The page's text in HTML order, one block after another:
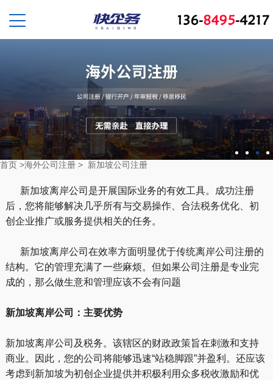
首页 >海外公司注册 > 新加坡公司注册
新加坡离岸公司是开展国际业务的有效工具。成功注册
后，您将能够解决几乎所有与交易操作、合法税务优化、初
创企业推广或服务提供相关的任务。
新加坡离岸公司在效率方面明显优于传统离岸公司注册的
结构。它的管理充满了一些麻烦。但如果公司注册是专业完
成的，那么做生意和管理应该不会有问题
新加坡离岸公司：主要优势
新加坡离岸公司及税务。该辖区的财政政策旨在刺激和支持
商业。因此，您的公司将能够迅速“站稳脚跟”并盈利。还应该
考虑到新加坡为初创企业提供并积极利用众多税收激励和优